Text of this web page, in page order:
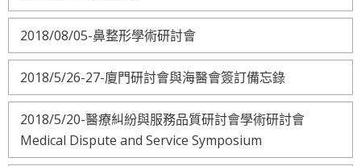
2018/08/05-鼻整形學術研討會
2018/5/26-27-廈門研討會與海醫會簽訂備忘錄
2018/5/20-醫療糾紛與服務品質研討會學術研討會
Medical Dispute and Service Symposium